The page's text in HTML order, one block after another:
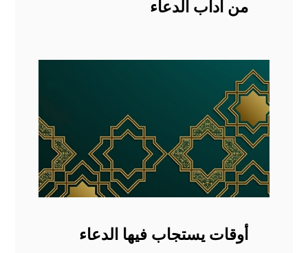
من آداب الدعاء
أوقات يستجاب فيها الدعاء